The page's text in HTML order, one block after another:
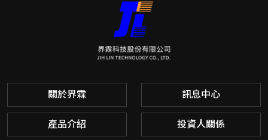
關於界霖 訊息中心
產品介紹 投資人關係